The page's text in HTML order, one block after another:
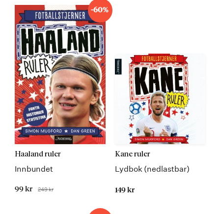
-60%
Haaland ruler
Innbundet
Tilbudspris
99 kr Før
249 kr
Kane ruler
Lydbok (nedlastbar)
149 kr